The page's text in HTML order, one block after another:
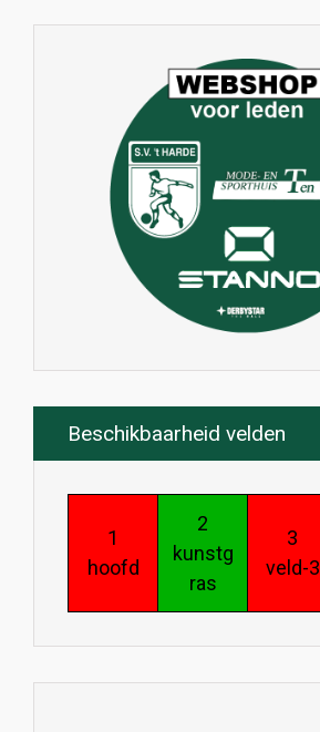
Beschikbaarheid velden
1
hoofd
2
kunstg
ras
3
veld-3